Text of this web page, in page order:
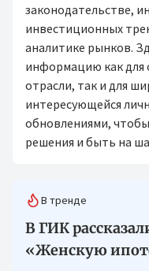
законодательстве,
инвестиционных
аналитике рынков.
информацию как для
отрасли, так и для
интересующейся
обновлениями,
решения и быть на
В тренде
В ГИК
«Женскую